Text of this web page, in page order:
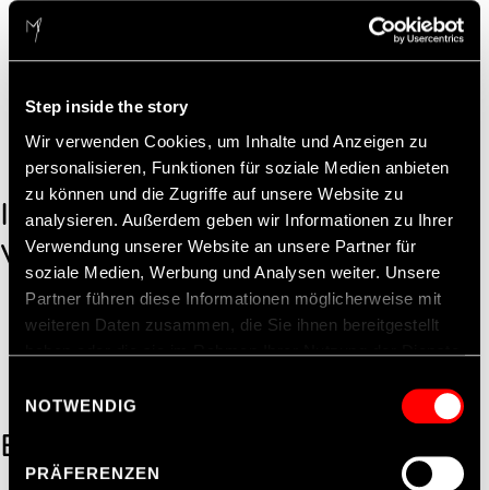
Step inside the story
Wir verwenden Cookies, um Inhalte und Anzeigen zu
personalisieren, Funktionen für soziale Medien anbieten
zu können und die Zugriffe auf unsere Website zu
analysieren. Außerdem geben wir Informationen zu Ihrer
Verwendung unserer Website an unsere Partner für
soziale Medien, Werbung und Analysen weiter. Unsere
Partner führen diese Informationen möglicherweise mit
weiteren Daten zusammen, die Sie ihnen bereitgestellt
haben oder die sie im Rahmen Ihrer Nutzung der Dienste
: Indem Sie
Cookies auf unseren Webseiten zulassen, willigen Sie
zugleich gem. Art. 49 Abs. 1 S. 1 Buchst. a DSGVO ein,
NOTWENDIG
PRÄFERENZEN
Fax: +49 69 97993 – 1181
Schubert, Stefan Weil
Amtsgericht FFM | HRB 20012
Ust-IdNr. DE114 121 148
INHALTLICH
VERANTWORTLICHER
Stefan Weil
‍Atelier Markgraph GmbH
60326 Frankfurt am Main
BILDNACHWEISE